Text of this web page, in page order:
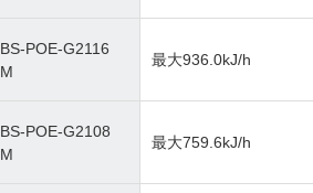
BS-POE-G2116
M
最大936.0kJ/h
BS-POE-G2108
M
最大759.6kJ/h